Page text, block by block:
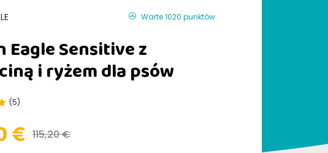
Warte 1020 punktów
Eagle Sensitive z
i ryżem dla psów
(5)
€ 115,20 €